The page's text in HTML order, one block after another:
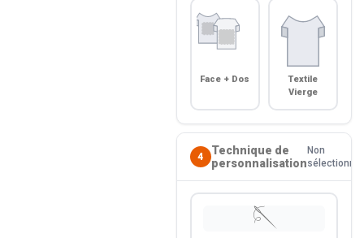
Face + Dos
Textile
Vierge
4
Technique de
personnalisation
Non
sélectionné
🪡